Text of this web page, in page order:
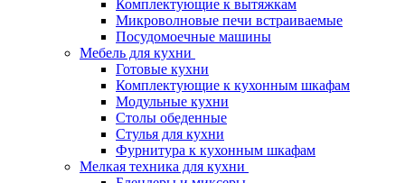
Комплектующие к вытяжкам
Микроволновые печи встраиваемые
Посудомоечные машины
Мебель для кухни
Готовые кухни
Комплектующие к кухонным шкафам
Модульные кухни
Столы обеденные
Стулья для кухни
Фурнитура к кухонным шкафам
Мелкая техника для кухни